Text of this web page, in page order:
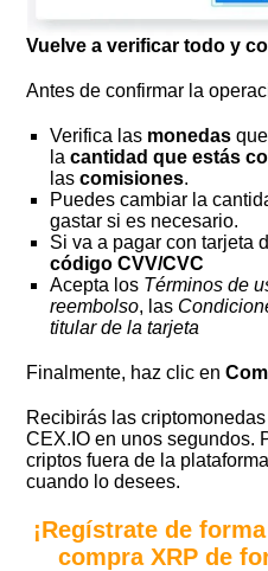
Vuelve a verificar todo y
Antes de confirmar la
Verifica las monedas
lacantidad que estás
lascomisiones.
Puedes cambiar la
gastar si es necesario.
Si va a pagar con tarjeta
código CVV/CVC
Acepta los Términos de
reembolso, las
titular de la tarjeta
Finalmente, haz clic en
Recibirás las
CEX.IO en unos segundos.
criptos fuera de la
cuando lo desees.
¡Regístrate de
compra XRP de